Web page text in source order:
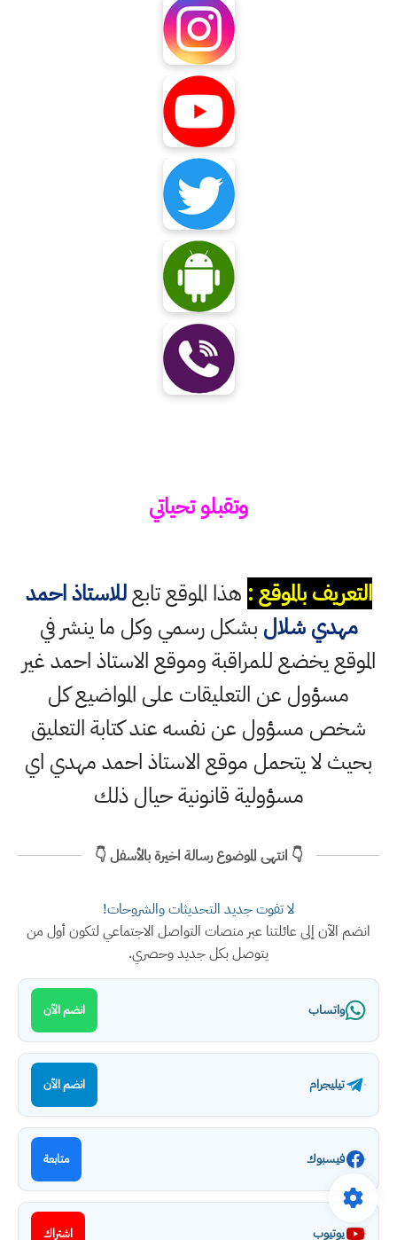
وتقبلو تحياتي
التعريف بالموقع : هذا الموقع تابعللاستاذ احمد
مهدي شلال بشكل رسمي وكل ما ينشر في
الموقع يخضع للمراقبة وموقع الاستاذ احمد غير
مسؤول عن التعليقات على المواضيع كل
شخص مسؤول عن نفسه عند كتابة التعليق
بحيث لا يتحمل موقع الاستاذ احمد مهدي اي
مسؤولية قانونية حيال ذلك
👇 انتهى الموضوع رسالة اخيرة بالأسفل 👇
لا تفوت جديد التحديثات والشروحات!
انضم الآن إلى عائلتنا عبر منصات التواصل الاجتماعي لتكون أول من
يتوصل بكل جديد وحصري.
واتساب انضم الآن
تيليجرام انضم الآن
فيسبوك متابعة
يوتيوب اشتراك